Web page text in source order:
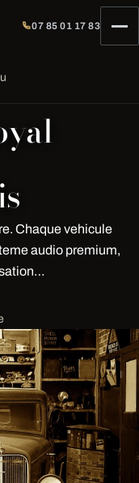
07 85 01 17 83
Chaque vehicule
audio premium,